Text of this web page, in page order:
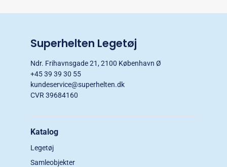
Superhelten Legetøj
Ndr. Frihavnsgade 21, 2100 København Ø
+45 39 39 30 55
kundeservice@superhelten.dk
CVR 39684160
Katalog
Legetøj
Samleobjekter